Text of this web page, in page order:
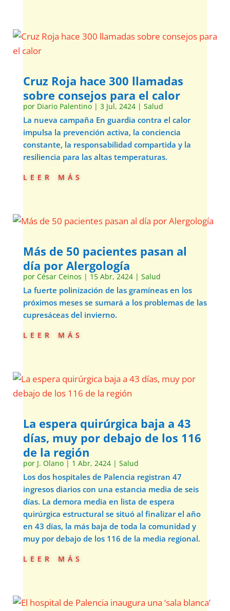
Cruz Roja hace 300 llamadas
sobre consejos para el calor
por Diario Palentino| 3 Jul, 2424| Salud
La nueva campaña En guardia contra el calor
impulsa la prevención activa, la conciencia
constante, la responsabilidad compartida y la
resiliencia para las altas temperaturas.
leer más
Más de 50 pacientes pasan al
día por Alergología
por César Ceinos | 15 Abr, 2424| Salud
La fuerte polinización de las gramíneas en los
próximos meses se sumará a los problemas de las
cupresáceas del invierno.
leer más
La espera quirúrgica baja a 43
días, muy por debajo de los 116
de la región
por J. Olano| 1 Abr, 2424| Salud
Los dos hospitales de Palencia registran 47
ingresos diarios con una estancia media de seis
días. La demora media en lista de espera
quirúrgica estructural se situó al finalizar el año
en 43 días, la más baja de toda la comunidad y
muy por debajo de los 116 de la media regional.
leer más